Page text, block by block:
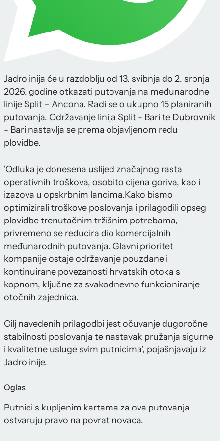
Jadrolinija će u razdoblju od 13. svibnja do 2. srpnja
2026. godine otkazati putovanja na međunarodne
linije Split – Ancona. Radi se o ukupno 15 planiranih
putovanja. Održavanje linija Split - Bari te Dubrovnik
- Bari nastavlja se prema objavljenom redu
plovidbe.
'Odluka je donesena uslijed značajnog rasta
operativnih troškova, osobito cijena goriva, kao i
izazova u opskrbnim lancima.Kako bismo
optimizirali troškove poslovanja i prilagodili opseg
plovidbe trenutačnim tržišnim potrebama,
privremeno se reducira dio komercijalnih
međunarodnih putovanja. Glavni prioritet
kompanije ostaje održavanje pouzdane i
kontinuirane povezanosti hrvatskih otoka s
kopnom, ključne za svakodnevno funkcioniranje
otočnih zajednica.
Cilj navedenih prilagodbi jest očuvanje dugoročne
stabilnosti poslovanja te nastavak pružanja sigurne
i kvalitetne usluge svim putnicima', pojašnjavaju iz
Jadrolinije.
Oglas
Putnici s kupljenim kartama za ova putovanja
ostvaruju pravo na povrat novaca.